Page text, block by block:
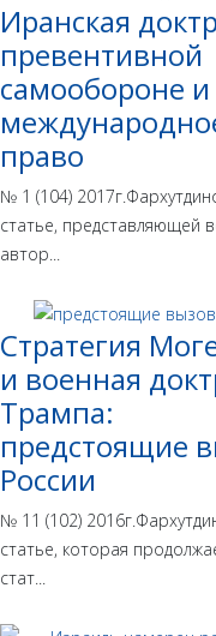
Иранская
превентивной
самообороне и
право
№ 1 (104)
статье, представляющей
автор...
Стратегия
и военная
Трампа:
предстоящие
России
№ 11 (102)
статье, которая
стат...